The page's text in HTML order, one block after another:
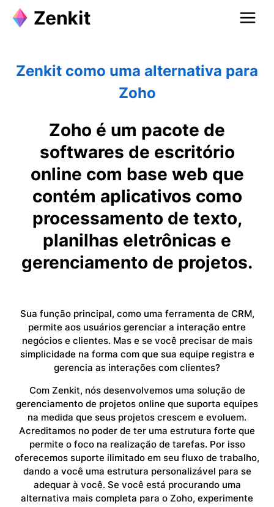
Zenkit como uma alternativa para
Zoho
Zoho é um pacote de
softwares de escritório
online com base web que
contém aplicativos como
processamento de texto,
planilhas eletrônicas e
gerenciamento de projetos.
Sua função principal, como uma ferramenta de CRM,
permite aos usuários gerenciar a interação entre
negócios e clientes. Mas e se você precisar de mais
simplicidade na forma com que sua equipe registra e
gerencia as interações com clientes?
Com Zenkit, nós desenvolvemos uma solução de
gerenciamento de projetos online que suporta equipes
na medida que seus projetos crescem e evoluem.
Acreditamos no poder de ter uma estrutura forte que
permite o foco na realização de tarefas. Por isso
oferecemos suporte ilimitado em seu fluxo de trabalho,
dando a você uma estrutura personalizável para se
adequar à você. Se você está procurando uma
alternativa mais completa para o Zoho, experimente